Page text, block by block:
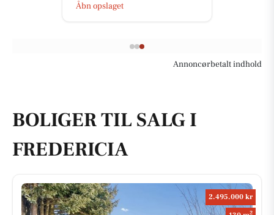
Åbn opslaget
Annoncørbetalt indhold
BOLIGER TIL SALG I
FREDERICIA
2.495.000 kr
2